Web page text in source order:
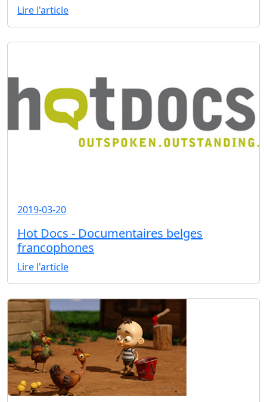
Lire l'article
2019-03-20
Hot Docs - Documentaires belges
francophones
Lire l'article